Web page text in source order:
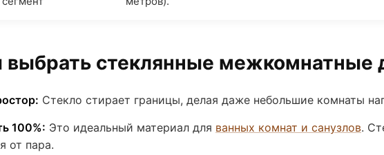
выбрать стеклянные межкомнатные
Стекло стирает границы, делая даже небольшие комнаты
100%: Это идеальный материал для ванных комнат и санузлов.
от пара.